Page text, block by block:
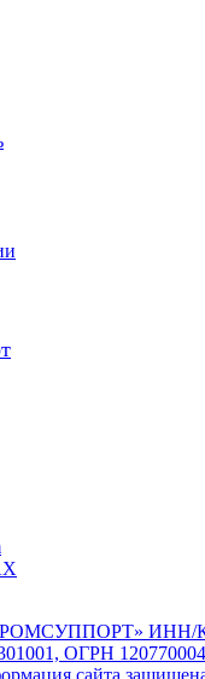
ИНН/
ОГРН
сайта защищена